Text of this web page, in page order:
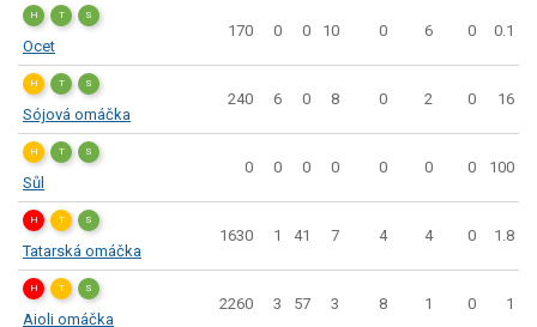
H T S
Ocet
170 0 0 10 0 6 0 0.1
H T S
Sójová omáčka
240 6 0 8 0 2 0 16
H T S
Sůl
0 0 0 0 0 0 0 100
H T S
Tatarská omáčka
1630 1 41 7 4 4 0 1.8
H T S
Aioli omáčka
2260 3 57 3 8 1 0 1